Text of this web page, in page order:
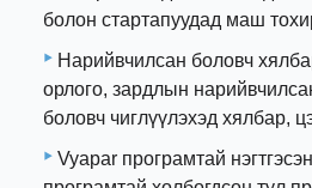
болон стартапуудад маш
Нарийвчилсан боловч
орлого, зардлын
боловч чиглүүлэхэд хялбар,
Vyapar програмтай